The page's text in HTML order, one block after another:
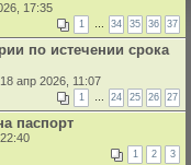
17:35
1 … 34 35 36 37
по истечении срока
18 апр 2026, 11:07
1 … 24 25 26 27
паспорт
1 2 3